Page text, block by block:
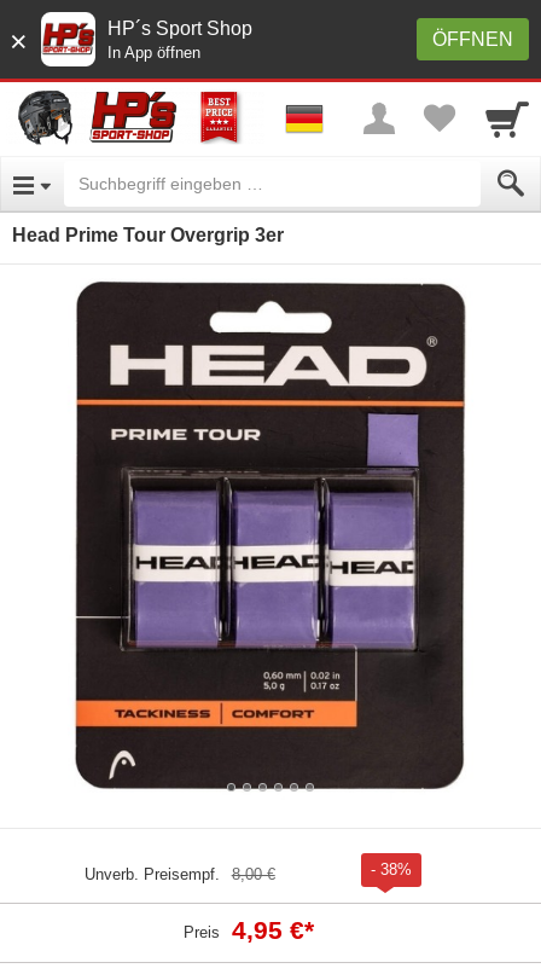
× ÖFFNEN
HP´s Sport Shop
In App öffnen
Head Prime Tour Overgrip 3er
Unverb. Preisempf. 8,00 € - 38%
Preis 4,95 €*